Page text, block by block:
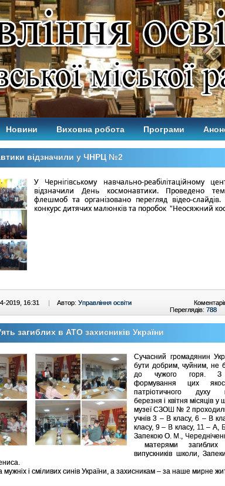
Новини Виховна робота Програми
відзначили у ЧНРЦ №2
У Чернігівському навчально-реабілітаційному
відзначили День космонавтики. Проведено
флешмоб та організовано перегляд вiдео-слайдiв.
конкурс дитячих малюнкiв та поробок "Неосяжний
2019, 16:31 | Автор: Управління освіти
Переглядів: 788
загиблих в АТО захисників України
Сучасний громадянин
бути добрим, чуйним, не
до чужого горя. З
формування цих
патріотичного духу
березня і квітня місяців у
музеї СЗОШ № 2 проходили
учнів 3 – В класу, 6 – В
класу, 9 – В класу, 11 – А, Б
Запекою О. М.,
матерями
випускників школи,
і сміливих синів України, а захисникам – за наше мирне